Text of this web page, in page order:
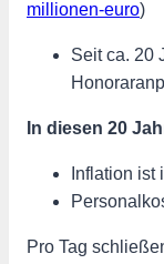
millionen-euro)
Seit ca. 20
In diesen 20
Inflation ist
Pro Tag